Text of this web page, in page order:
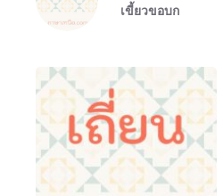
เขี้ยวขอบก